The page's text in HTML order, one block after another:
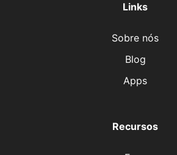
Links
Sobre nós
Blog
Apps
Recursos